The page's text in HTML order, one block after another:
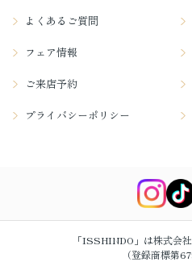
よくあるご質問
フェア情報
ご来店予約
プライバシーポリシー
「ISSHINDO」は株式会
（登録商標第